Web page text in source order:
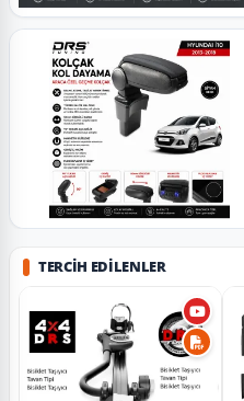
TERCIH EDILENLER